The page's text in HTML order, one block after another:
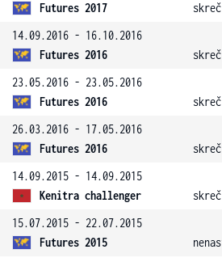
Futures 2017
skreč
14.09.2016 - 16.10.2016
Futures 2016
skreč
23.05.2016 - 23.05.2016
Futures 2016
skreč
26.03.2016 - 17.05.2016
Futures 2016
skreč
14.09.2015 - 14.09.2015
Kenitra challenger
skreč
15.07.2015 - 22.07.2015
Futures 2015